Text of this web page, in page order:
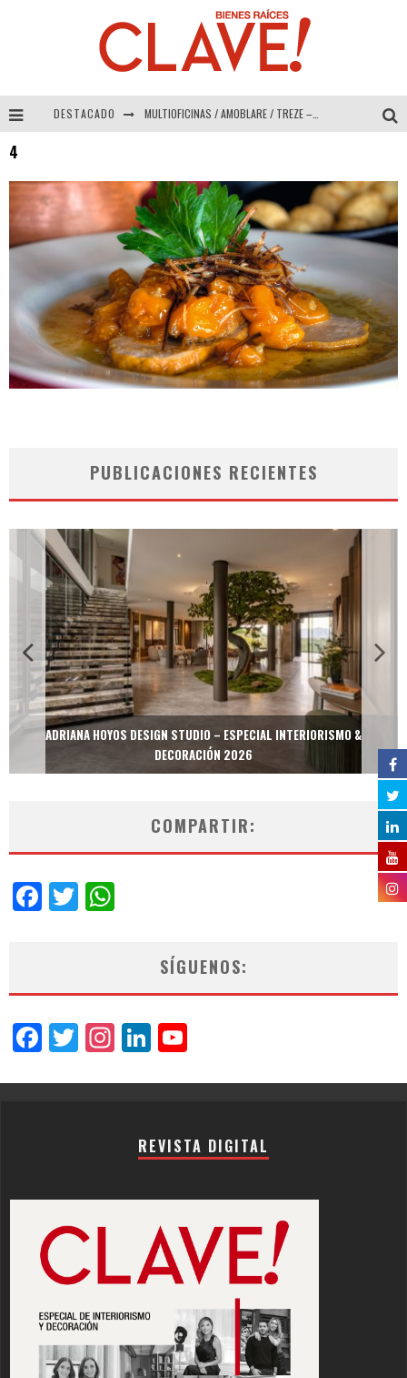
DESTACADO MULTIOFICINAS / AMOBLARE / TREZE – Especial Interiorismo & Decoración 2026
COLINEAL – Especial Interiorismo & Decoración 2026
ADRIANA HOYOS DESIGN STUDIO – Especial Interiorismo & Decoración 2026
4
PUBLICACIONES RECIENTES
ADRIANA HOYOS DESIGN STUDIO – ESPECIAL INTERIORISMO &
DECORACIÓN 2026
COMPARTIR:
Facebook
Twitter
SÍGUENOS:
Facebook
Twitter
Instagram
LinkedIn
REVISTA DIGITAL